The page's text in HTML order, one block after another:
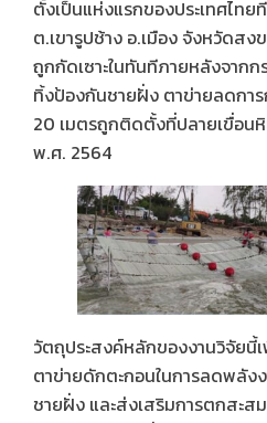
ตั้งเป็นแห่งแรกของประเทศไทย
ต.เขารูปช้าง อ.เมือง จังหวัดส
ถูกกัดเซาะในทันทีภายหลังจากก
ทิ้งป้องกันชายฝั่ง ตาข่ายลดการ
20 เมตรถูกติดตั้งที่ปลายเขื่อน
พ.ศ. 2564
วัตถุประสงค์หลักของงานวิจัยนี้
ตาข่ายดักตะกอนในการลดพลัง
ชายฝั่ง และส่งเสริมการตกสะ